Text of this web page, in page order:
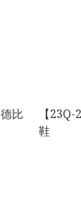
比
【
鞋